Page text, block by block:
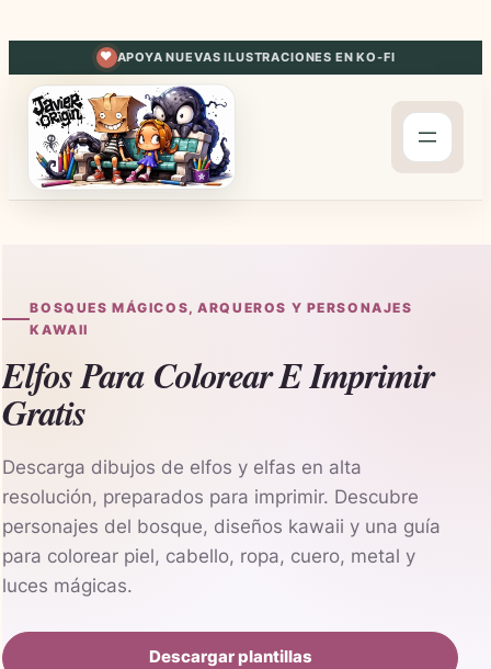
contenido
APOYA NUEVAS ILUSTRACIONES EN KO-FI
BOSQUES MÁGICOS, ARQUEROS Y PERSONAJES
KAWAII
Elfos Para Colorear E Imprimir
Gratis
Descarga dibujos de elfos y elfas en alta
resolución, preparados para imprimir. Descubre
personajes del bosque, diseños kawaii y una guía
para colorear piel, cabello, ropa, cuero, metal y
luces mágicas.
Descargar plantillas